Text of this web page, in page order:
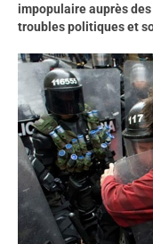
impopulaire auprès
troubles politiques et